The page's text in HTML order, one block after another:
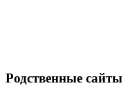
Родственные сайты